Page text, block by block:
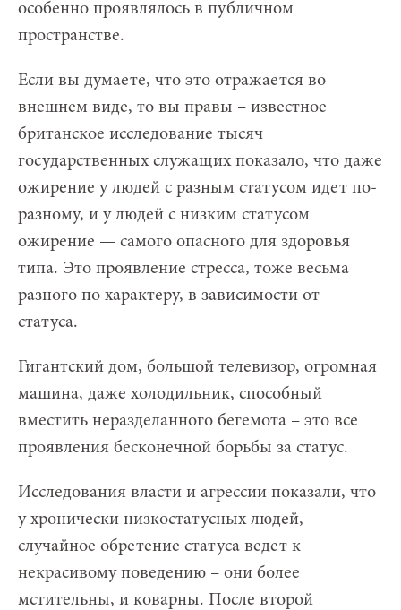
особенно проявлялось в публичном
пространстве.
Если вы думаете, что это отражается во
внешнем виде, то вы правы – известное
британское исследование тысяч
государственных служащих показало, что даже
ожирение у людей с разным статусом идет по-
разному, и у людей с низким статусом
ожирение — самого опасного для здоровья
типа. Это проявление стресса, тоже весьма
разного по характеру, в зависимости от
статуса.
Гигантский дом, большой телевизор, огромная
машина, даже холодильник, способный
вместить неразделанного бегемота – это все
проявления бесконечной борьбы за статус.
Исследования власти и агрессии показали, что
у хронически низкостатусных людей,
случайное обретение статуса ведет к
некрасивому поведению – они более
мстительны, и коварны. После второй